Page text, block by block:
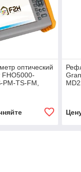
оптический
TS-FM,